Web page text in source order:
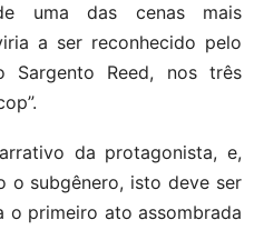
uma das cenas mais
a ser reconhecido pelo
Sargento Reed, nos três
da protagonista, e,
o subgênero, isto deve ser
o primeiro ato assombrada